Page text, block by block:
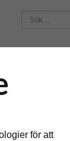
för att